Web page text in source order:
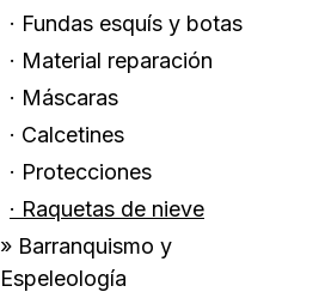
· Fundas esquís y botas
· Material reparación
· Máscaras
· Calcetines
· Protecciones
· Raquetas de nieve
» Barranquismo y
Espeleología